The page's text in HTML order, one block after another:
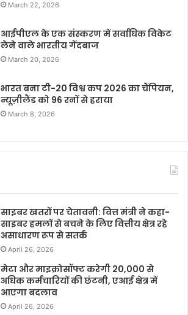
March 22, 2026
आईपीएल के एक संस्करण में सर्वाधिक विकेट
लेने वाले भारतीय गेंदबाज
March 20, 2026
भारत बना टी-20 विश्व कप 2026 का चैंपियन,
न्यूज़ीलैंड को 96 रनों से हराया
March 8, 2026
साइबर खतरों पर चेतावनी: वित्त मंत्री ने कहा-
साइबर हमलों से बचने के लिए वित्तीय क्षेत्र रहे
असाधारण रूप से सतर्क
April 26, 2026
मेटा और माइक्रोसॉफ्ट करेगी 20,000 से
अधिक कर्मचारियों की छंटनी, एआई क्षेत्र में
आएगा बदलाव
April 26, 2026